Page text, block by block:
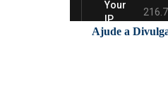
Ajude a